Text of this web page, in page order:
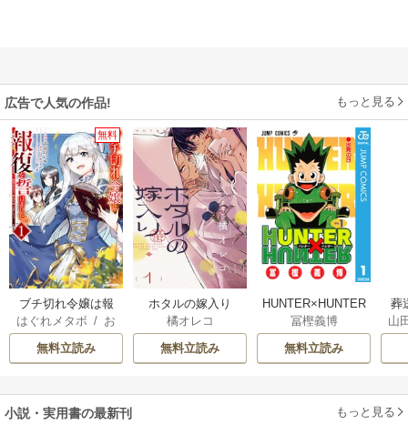
広告で人気の作品! もっと見る
無料
ブチ切れ令嬢は報
復を誓いました。
はぐれメタボ / お
おのいも /
無料立読み
ホタルの嫁入り
橘オレコ
無料立読み
HUNTER×HUNTER
モノクロ版
冨樫義博
無料立読み
葬
山
小説・実用書の最新刊 もっと見る